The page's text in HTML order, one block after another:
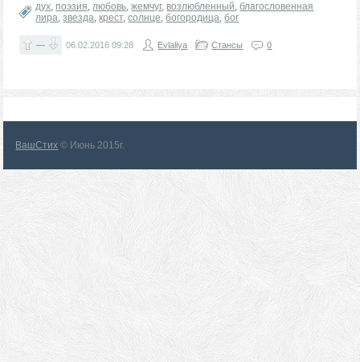
дух, поэзия,любовь,жемчуг, возлюбленный,благословенная
лира,звезда,крест,солнце,богородица,бог
— 06.02.201609:28 Evlaliya Стансы 0
ВашСтих © Июнь 2015г.